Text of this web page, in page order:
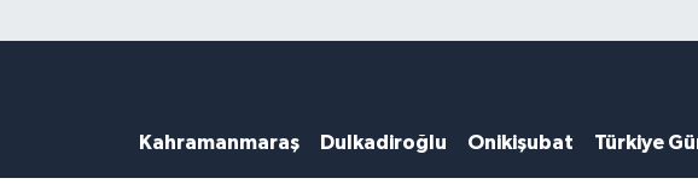
Kahramanmaraş Dulkadiroğlu Onikişubat Türkiye
DULKADİROĞLU
Kahramanmaraş Hava Durumu